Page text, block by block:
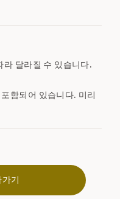
달라질 수 있습니다.
함되어 있습니다. 미리
기